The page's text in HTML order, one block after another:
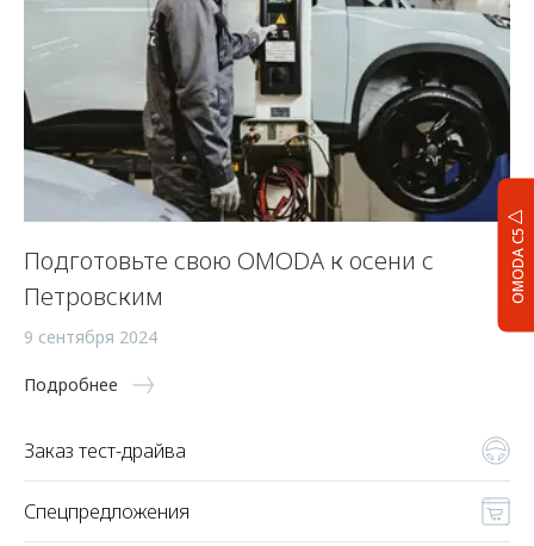
OMODA C5
Подготовьте свою OMODA к осени с
Петровским
9 сентября 2024
Подробнее
Заказ тест-драйва
Спецпредложения